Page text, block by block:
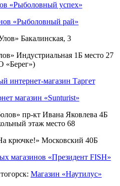
«Рыболовный успех»
«Рыболовный рай»
Бакалинская, 3
Индустриальная 1Б место 27
«Берег»)
интернет-магазин Таргет
магазин «Sunturist»
пр-кт Ивана Яковлева 4Б
этаж место 68
крючке!» Московский 40Б
магазинов «Президент FISH»
Магазин «Наутилус»